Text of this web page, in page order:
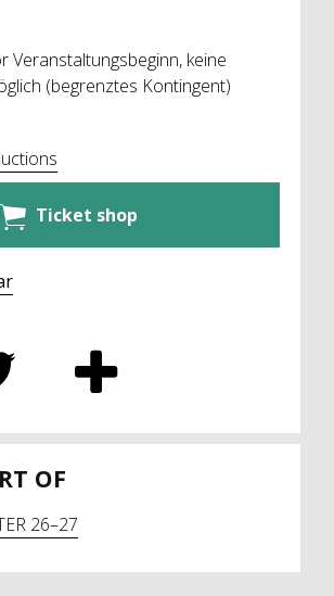
Veranstaltungsbeginn, keine
(begrenztes Kontingent)
Ticket shop
OF
26–27